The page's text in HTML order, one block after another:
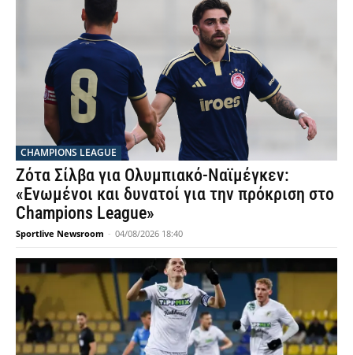
CHAMPIONS LEAGUE
Ζότα Σίλβα για Ολυμπιακό-Ναϊμέγκεν:
«Ενωμένοι και δυνατοί για την πρόκριση στο
Champions League»
Sportlive Newsroom - 04/08/2026 18:40